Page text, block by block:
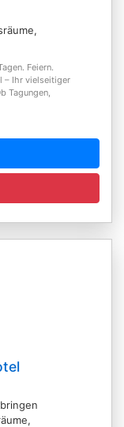
Feiern.
– Ihr vielseitiger
Tagungen,